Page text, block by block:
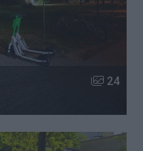
Liczba
24